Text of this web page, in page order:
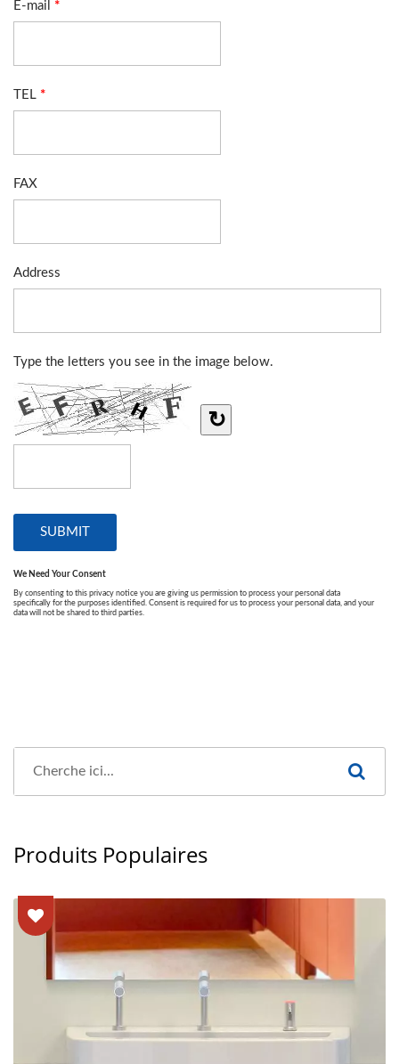
Produits Populaires